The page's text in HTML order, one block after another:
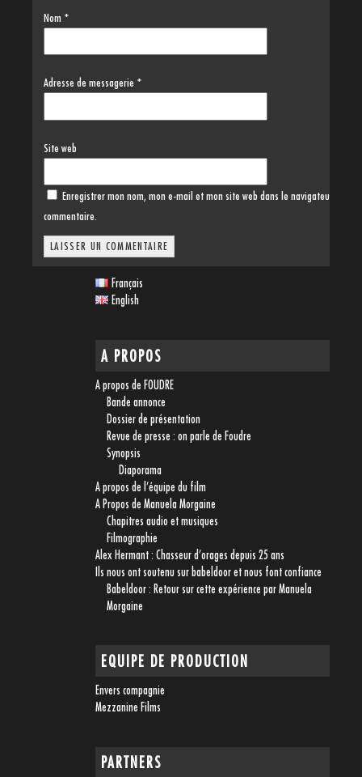
Nom *
Adresse de messagerie *
Site web
Enregistrer mon nom, mon e-mail et mon site web dans le navigateur pour
commentaire.
Français
English
A PROPOS
A propos de FOUDRE
Bande annonce
Dossier de présentation
Revue de presse : on parle de Foudre
Synopsis
Diaporama
A propos de l’équipe du film
A Propos de Manuela Morgaine
Chapitres audio et musiques
Filmographie
Alex Hermant : Chasseur d’orages depuis 25 ans
Ils nous ont soutenu sur babeldoor et nous font confiance
Babeldoor : Retour sur cette expérience par Manuela
Morgaine
EQUIPE DE PRODUCTION
Envers compagnie
Mezzanine Films
PARTNERS